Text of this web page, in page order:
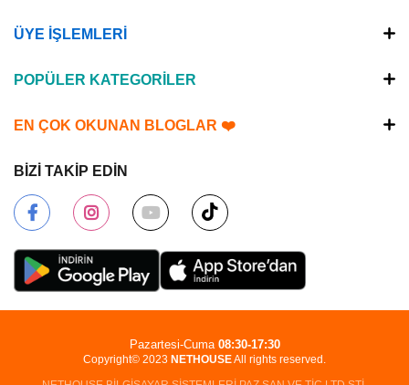
ÜYE İŞLEMLERİ
POPÜLER KATEGORİLER
EN ÇOK OKUNAN BLOGLAR ❤️
BİZİ TAKİP EDİN
Copyright© 2023 NETHOUSEAll rights reserved.
Pazartesi-Cuma 08:30-17:30